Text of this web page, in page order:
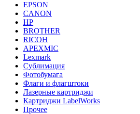
EPSON
CANON
HP
BROTHER
RICOH
APEXMIC
Lexmark
Сублимация
Фотобумага
Флаги и флагштоки
Лазерные картриджи
Картриджи LabelWorks
Прочее